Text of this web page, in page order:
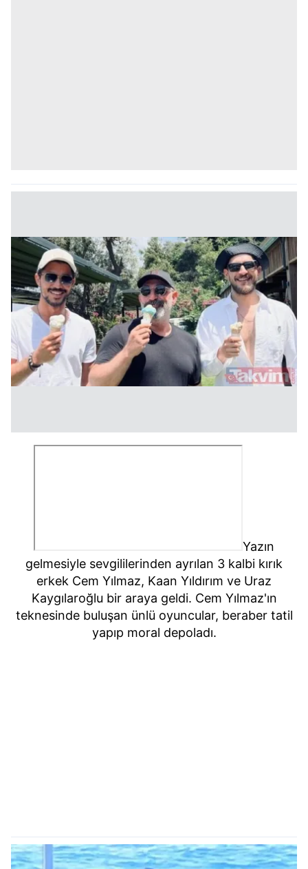
Yazın
gelmesiyle sevgililerinden ayrılan 3 kalbi kırık
erkek Cem Yılmaz, Kaan Yıldırım ve Uraz
Kaygılaroğlu bir araya geldi. Cem Yılmaz'ın
teknesinde buluşan ünlü oyuncular, beraber tatil
yapıp moral depoladı.